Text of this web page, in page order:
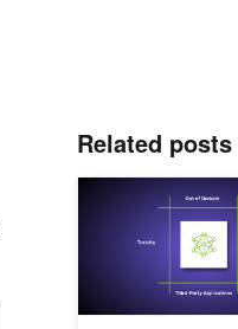
Related posts
NeMo Guardrails